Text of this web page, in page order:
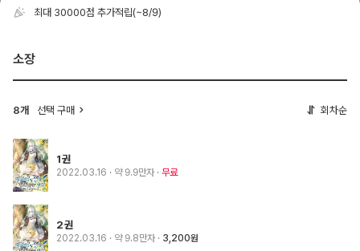
최대 30000점 추가적립(~8/9)
소장
8개 선택 구매 회차순
1권
2022.03.16 · 약 9.9만자 무료
2권
2022.03.16 · 약 9.8만자 3,200원